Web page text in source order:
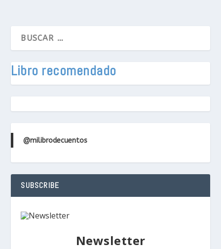
Libro recomendado
@milibrodecuentos
SUBSCRIBE
Newsletter